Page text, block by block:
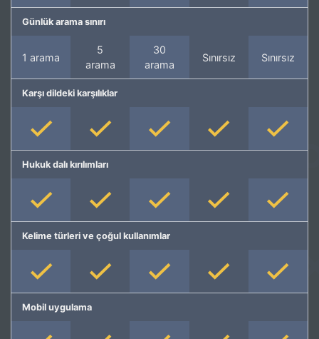
Günlük arama sınırı
1 arama
5
arama
30
arama
Sınırsız Sınırsız
Karşı dildeki karşılıklar
Hukuk dalı kırılımları
Kelime türleri ve çoğul kullanımlar
Mobil uygulama